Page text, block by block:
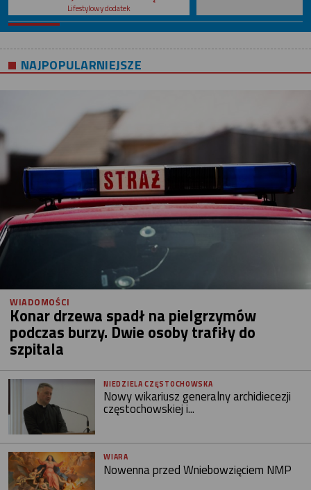
Lifestylowy dodatek
NAJPOPULARNIEJSZE
WIADOMOŚCI
Konar drzewa spadł na pielgrzymów
podczas burzy. Dwie osoby trafiły do
szpitala
NIEDZIELA CZĘSTOCHOWSKA
Nowy wikariusz generalny archidiecezji
częstochowskiej i...
WIARA
Nowenna przed Wniebowzięciem NMP